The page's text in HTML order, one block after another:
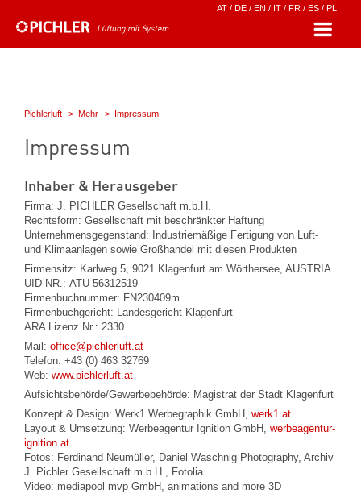
AT / DE / EN / IT / FR / ES / PL
Pichlerluft Mehr Impressum
Impressum
Inhaber & Herausgeber
Firma: J. PICHLER Gesellschaft m.b.H.
Rechtsform: Gesellschaft mit beschränkter Haftung
Unternehmensgegenstand: Industriemäßige Fertigung von Luft-
und Klimaanlagen sowie Großhandel mit diesen Produkten
Firmensitz: Karlweg 5, 9021 Klagenfurt am Wörthersee, AUSTRIA
UID-NR.: ATU 56312519
Firmenbuchnummer: FN230409m
Firmenbuchgericht: Landesgericht Klagenfurt
ARA Lizenz Nr.: 2330
Mail: office@pichlerluft.at
Telefon: +43 (0) 463 32769
Web: www.pichlerluft.at
Aufsichtsbehörde/Gewerbebehörde: Magistrat der Stadt Klagenfurt
Konzept & Design: Werk1 Werbegraphik GmbH, werk1.at
Layout & Umsetzung: Werbeagentur Ignition GmbH, werbeagentur-
ignition.at
Fotos: Ferdinand Neumüller, Daniel Waschnig Photography, Archiv
J. Pichler Gesellschaft m.b.H., Fotolia
Video: mediapool mvp GmbH, animations and more 3D